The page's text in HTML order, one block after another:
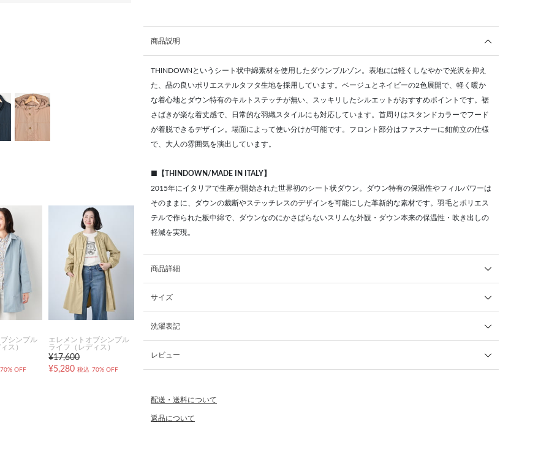
シンプル
ス）
70% OFF
エレメントオブシンプル
ライフ（レディス）
¥17,600
¥5,280 税込 70% OFF
商品説明
THINDOWNというシート状中綿素材を使用したダウンブルゾン。表地には軽くしなやかで光沢を抑え
た、品の良いポリエステルタフタ生地を採用しています。ベージュとネイビーの2色展開で、軽く暖か
な着心地とダウン特有のキルトステッチが無い、スッキリしたシルエットがおすすめポイントです。裾
さばきが楽な着丈感で、日常的な羽織スタイルにも対応しています。首周りはスタンドカラーでフード
が着脱できるデザイン。場面によって使い分けが可能です。フロント部分はファスナーに釦前立の仕様
で、大人の雰囲気を演出しています。
■【THINDOWN/MADE IN ITALY】
2015年にイタリアで生産が開始された世界初のシート状ダウン。ダウン特有の保温性やフィルパワーは
そのままに、ダウンの裁断やステッチレスのデザインを可能にした革新的な素材です。羽毛とポリエス
テルで作られた板中綿で、ダウンなのにかさばらないスリムな外観・ダウン本来の保温性・吹き出しの
軽減を実現。
商品詳細
サイズ
洗濯表記
レビュー
配送・送料について
返品について